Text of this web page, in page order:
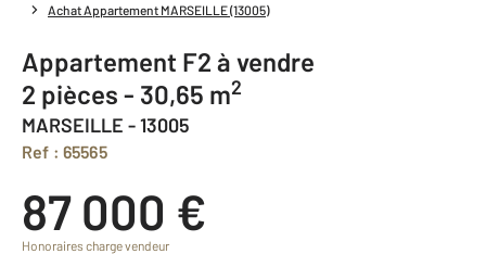
Achat Appartement MARSEILLE (13005)
Appartement F2 à vendre
2 pièces - 30,65 m2
MARSEILLE - 13005
Ref : 65565
87 000 €
Honoraires charge vendeur